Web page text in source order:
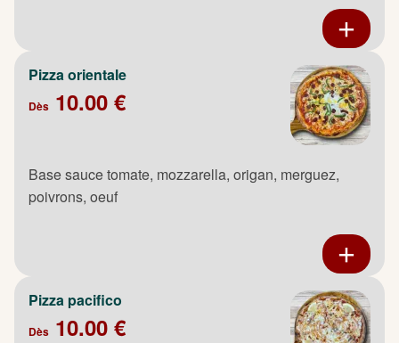
Pizza orientale
Dès 10.00 €
Base sauce tomate, mozzarella, origan, merguez,
poivrons, oeuf
Pizza pacifico
Dès 10.00 €